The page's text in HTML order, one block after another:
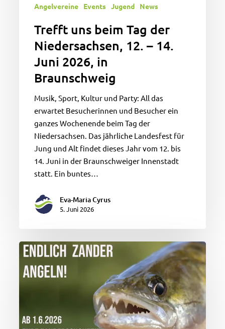
Angelvereine Events Jugend News
Trefft uns beim Tag der
Niedersachsen, 12. – 14.
Juni 2026, in
Braunschweig
Musik, Sport, Kultur und Party: All das
erwartet Besucherinnen und Besucher ein
ganzes Wochenende beim Tag der
Niedersachsen. Das jährliche Landesfest für
Jung und Alt findet dieses Jahr vom 12. bis
14. Juni in der Braunschweiger Innenstadt
statt. Ein buntes…
Eva-Maria Cyrus
5. Juni 2026
Ende
der
Zanderschonzeit
an
(Ausnahme